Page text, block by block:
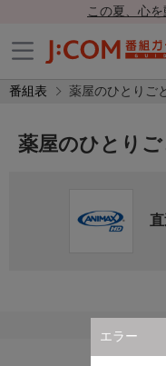
この夏、心
番組表 薬屋のひとりご
エラー
薬屋のひとり